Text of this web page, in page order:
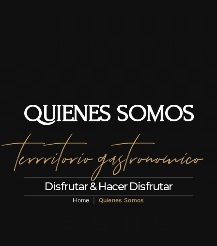
QUIENES SOMOS
terrritorio gastronomico
Disfrutar & Hacer Disfrutar
Home Quienes Somos